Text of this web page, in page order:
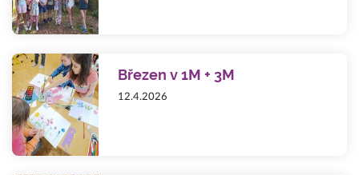
Březen v 1M + 3M
12.4.2026